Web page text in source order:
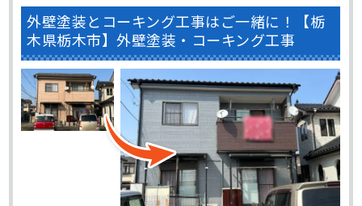
外壁塗装とコーキング工事はご一緒に！【栃
木県栃木市】外壁塗装・コーキング工事